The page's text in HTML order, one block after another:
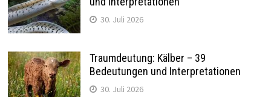
30. Juli 2026
Traumdeutung: Kälber – 39
Bedeutungen und Interpretationen
30. Juli 2026